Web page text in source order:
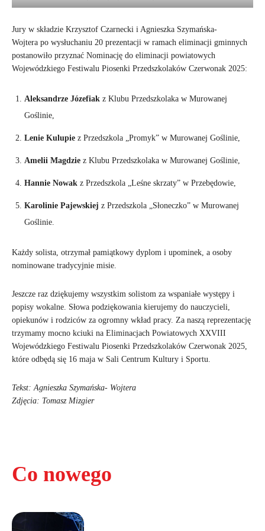
Co nowego
Jury w składzie Krzysztof Czarnecki i Agnieszka Szymańska-
Wojtera po wysłuchaniu 20 prezentacji w ramach eliminacji gminnych
postanowiło przyznać Nominację do eliminacji powiatowych
Wojewódzkiego Festiwalu Piosenki Przedszkolaków Czerwonak 2025:
Aleksandrze Józefiak z Klubu Przedszkolaka w Murowanej
Goślinie,
Lenie Kulupie z Przedszkola „Promyk” w Murowanej Goślinie,
Amelii Magdzie z Klubu Przedszkolaka w Murowanej Goślinie,
Hannie Nowak z Przedszkola „Leśne skrzaty” w Przebędowie,
Karolinie Pajewskiej z Przedszkola „Słoneczko” w Murowanej
Goślinie.
Każdy solista, otrzymał pamiątkowy dyplom i upominek, a osoby
nominowane tradycyjnie misie.
Jeszcze raz dziękujemy wszystkim solistom za wspaniałe występy i
popisy wokalne. Słowa podziękowania kierujemy do nauczycieli,
opiekunów i rodziców za ogromny wkład pracy. Za naszą reprezentację
trzymamy mocno kciuki na Eliminacjach Powiatowych XXVIII
Wojewódzkiego Festiwalu Piosenki Przedszkolaków Czerwonak 2025,
które odbędą się 16 maja w Sali Centrum Kultury i Sportu.
Tekst: Agnieszka Szymańska- Wojtera
Zdjęcia: Tomasz Mizgier